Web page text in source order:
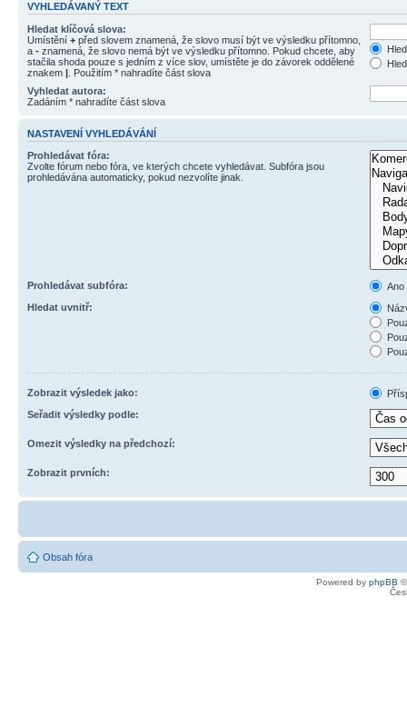
VYHLEDÁVANÝ TEXT
Hledat klíčová slova:
Umístění + před slovem znamená, že slovo musí být ve výsledku přítomno,
a - znamená, že slovo nemá být ve výsledku přítomno. Pokud chcete, aby
stačila shoda pouze s jedním z více slov, umístěte je do závorek oddělené
znakem | . Použitím * nahradíte část slova
Vyhledat autora:
Zadáním * nahradíte část slova
NASTAVENÍ VYHLEDÁVÁNÍ
Prohledávat fóra:
Zvolte fórum nebo fóra, ve kterých chcete vyhledávat. Subfóra jsou
prohledávána automaticky, pokud nezvolíte jinak.
Prohledávat subfóra:
Ano
Hledat uvnitř:
Zobrazit výsledek jako:
Seřadit výsledky podle:
Omezit výsledky na předchozí:
Zobrazit prvních:
Obsah fóra
Powered by phpBB